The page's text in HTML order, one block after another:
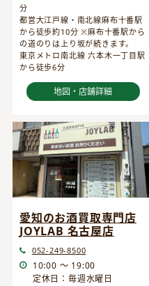
分
都営大江戸線・南北線麻布十番駅
から徒歩約10分 ※麻布十番駅から
の道のりは上り坂が続きます。
東京メトロ南北線 六本木一丁目駅
から徒歩6分
地図・店舗詳細
愛知のお酒買取専門店
JOYLAB 名古屋店
052-249-8500
10:00 ～ 19:00
定休日：毎週水曜日